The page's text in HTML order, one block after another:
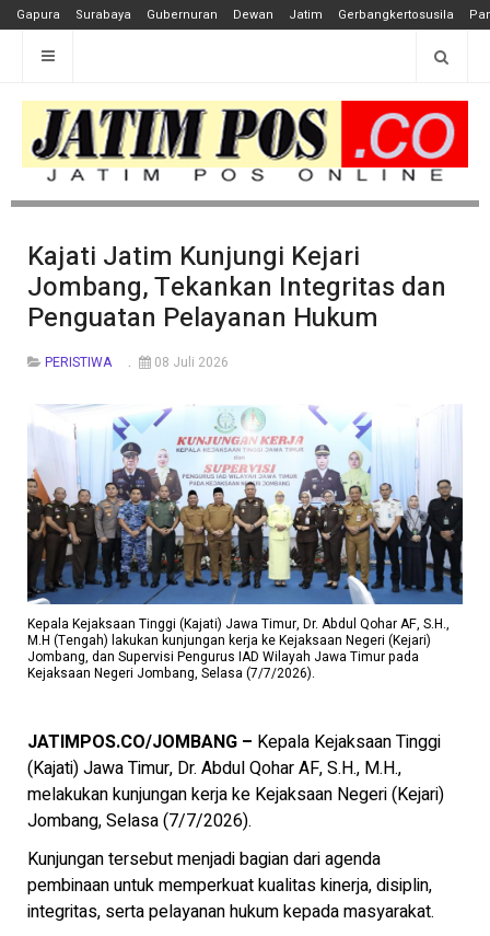
Gapura Surabaya Gubernuran Dewan Jatim Gerbangkertosusila
Kajati Jatim Kunjungi Kejari
Jombang, Tekankan Integritas dan
Penguatan Pelayanan Hukum
PERISTIWA 08 Juli 2026
Kepala Kejaksaan Tinggi (Kajati) Jawa Timur, Dr. Abdul Qohar AF, S.H.,
M.H (Tengah) lakukan kunjungan kerja ke Kejaksaan Negeri (Kejari)
Jombang, dan Supervisi Pengurus IAD Wilayah Jawa Timur pada
Kejaksaan Negeri Jombang, Selasa (7/7/2026).
JATIMPOS.CO/JOMBANG – Kepala Kejaksaan Tinggi
(Kajati) Jawa Timur, Dr. Abdul Qohar AF, S.H., M.H.,
melakukan kunjungan kerja ke Kejaksaan Negeri (Kejari)
Jombang, Selasa (7/7/2026).
Kunjungan tersebut menjadi bagian dari agenda
pembinaan untuk memperkuat kualitas kinerja, disiplin,
integritas, serta pelayanan hukum kepada masyarakat.